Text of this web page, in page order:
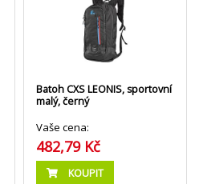
Batoh CXS LEONIS, sportovní
malý, černý
Vaše cena:
482,79 Kč
KOUPIT